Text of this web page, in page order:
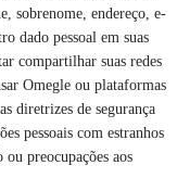
sobrenome, endereço, e-
dado pessoal em suas
compartilhar suas redes
Omegle ou plataformas
diretrizes de segurança
pessoais com estranhos
preocupações aos